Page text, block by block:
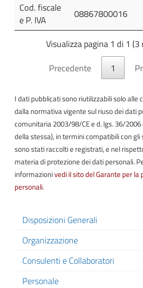
Cod. fiscale
e P. IVA
08867800016
Visualizza pagina 1 di 1 (3
Precedente
1
I dati pubblicati sono riutilizzabili solo alle
dalla normativa vigente sul riuso dei dati
comunitaria 2003/98/CE e d. lgs. 36/
della stessa), in termini compatibili con gli
sono stati raccolti e registrati, e nel
materia di protezione dei dati personali.
informazionivedi il sito del Garante per
personali.
Disposizioni Generali
Organizzazione
Consulenti e Collaboratori
Personale